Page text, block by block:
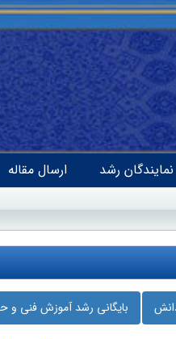
نمایندگان رشد ارسال مقاله
بایگانی رشد آموزش فنی و